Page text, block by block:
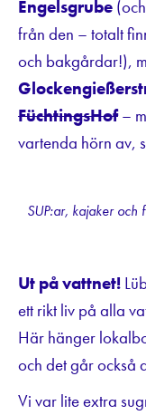
Engelsgrube (och
från den – totalt
och bakgårdar!),
FüchtingsHof –
vartenda hörn av,
SUP:ar, kajaker och
Ut på vattnet!
ett rikt liv på alla
Här hänger
och det går också
Vi var lite extra